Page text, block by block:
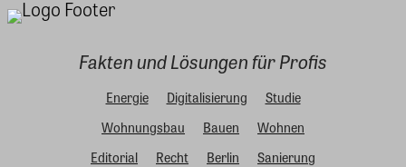
Fakten und Lösungen für Profis
Energie Digitalisierung
Studie
Wohnungsbau
Bauen
Wohnen
Editorial
Recht Berlin
Sanierung